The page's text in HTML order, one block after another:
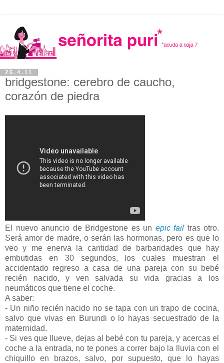
25.4.11
bridgestone: cerebro de caucho,
corazón de piedra
El nuevo anuncio de Bridgestone es un epic fail tras otro.
Será amor de madre, o serán las hormonas, pero es que lo
veo y me enerva la cantidad de barbaridades que hay
embutidas en 30 segundos, los cuales muestran el
accidentado regreso a casa de una pareja con su bebé
recién nacido, y ven salvada su vida gracias a los
neumáticos que tiene el coche.
A saber:
- Un niño recién nacido no se tapa con un trapo de cocina,
salvo que vivas en Burundi o lo hayas secuestrado de la
maternidad.
- Si ves que llueve, dejas al bebé con tu pareja, y acercas el
coche a la entrada, no te pones a correr bajo la lluvia con el
chiquillo en brazos, salvo, por supuesto, que lo hayas